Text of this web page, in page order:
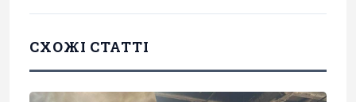
СХОЖІ СТАТТІ